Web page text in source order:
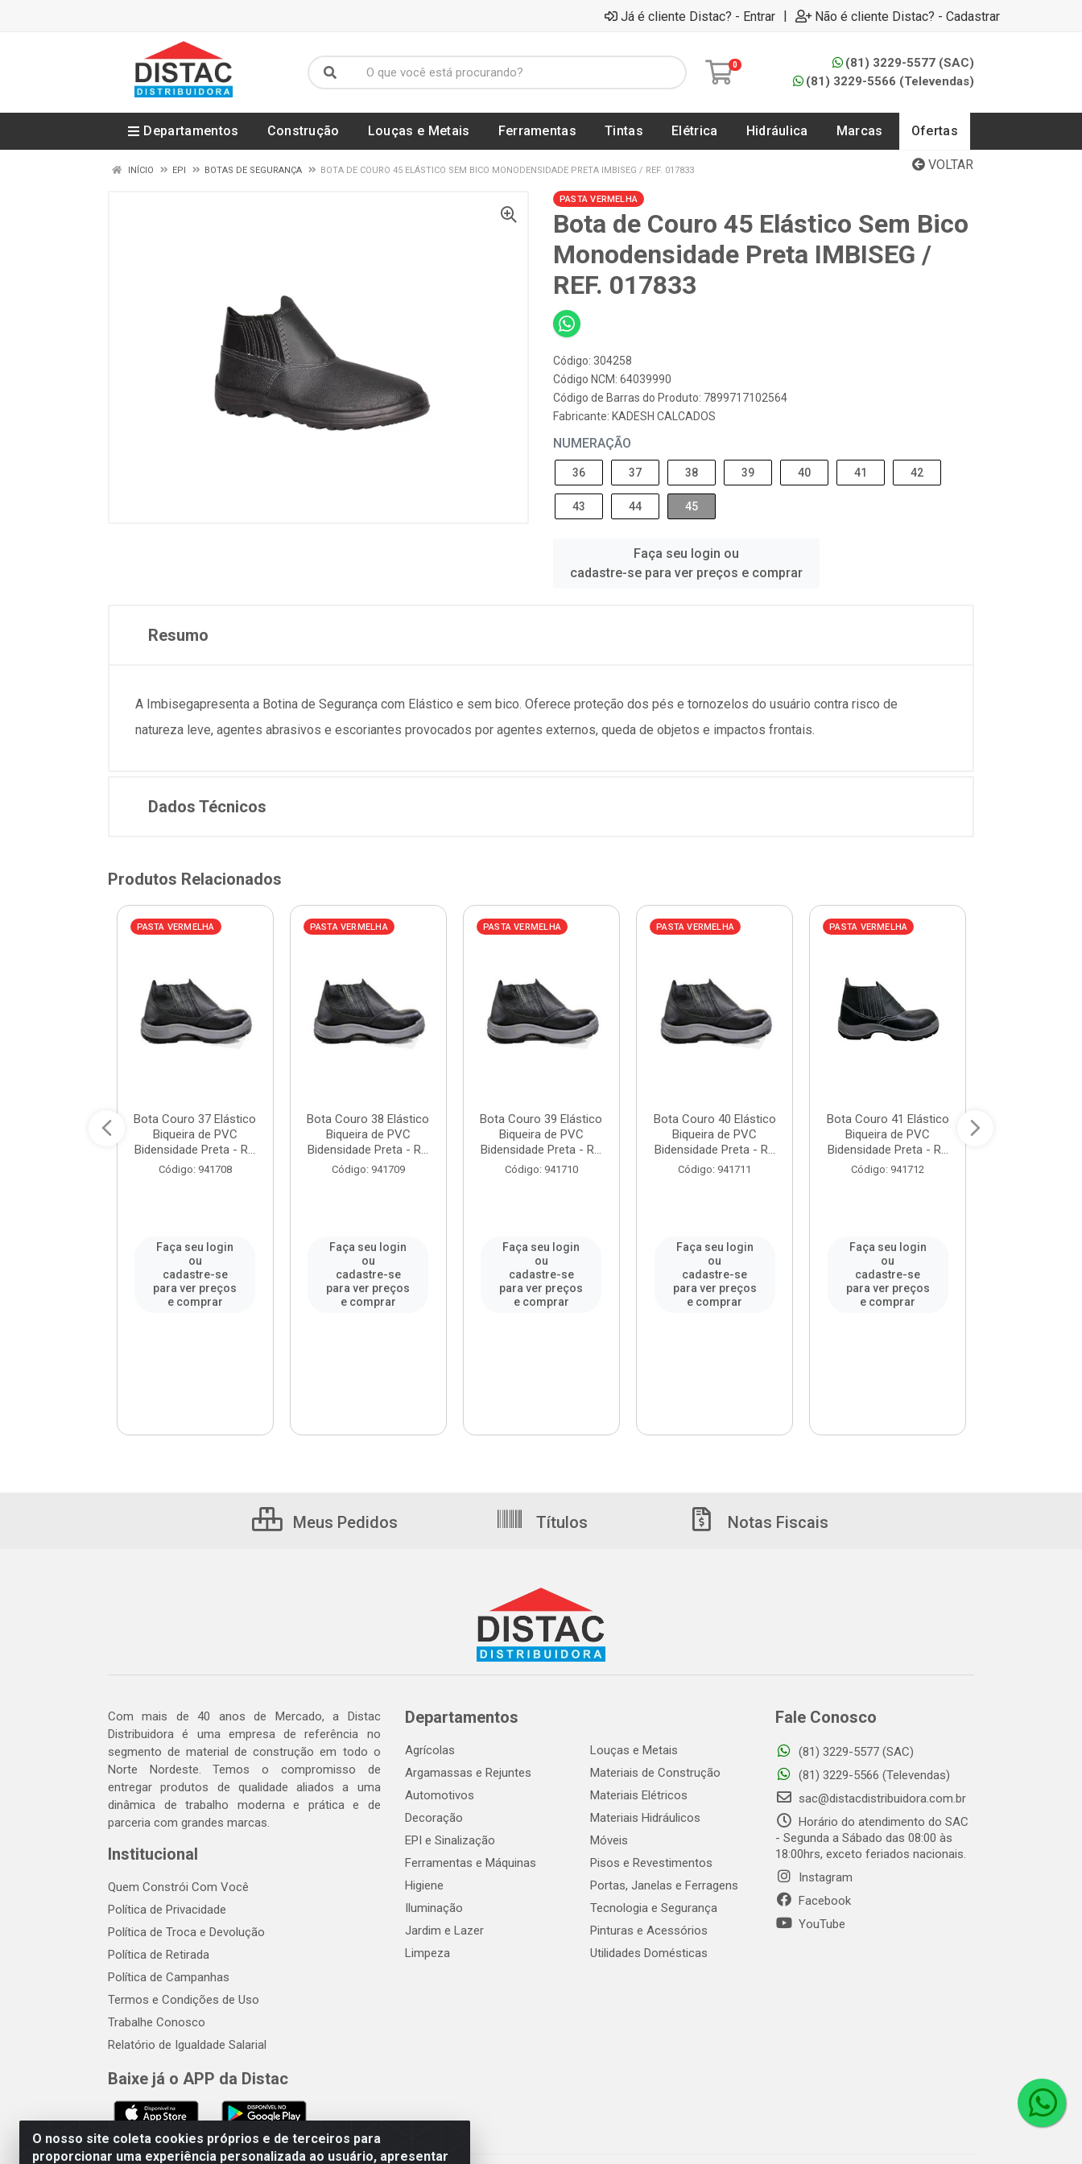
Já é cliente Distac? - Entrar | Não é cliente Distac? - Cadastrar
0
(81) 3229-5577 (SAC)
(81) 3229-5566 (Televendas)
Departamentos Construção Louças e Metais Ferramentas Tintas Elétrica Hidráulica Marcas Ofertas
VOLTAR
INÍCIO EPI BOTAS DE SEGURANÇA BOTA DE COURO 45 ELÁSTICO SEM BICO MONODENSIDADE PRETA IMBISEG / REF. 017833
PASTA VERMELHA
Bota de Couro 45 Elástico Sem Bico
Monodensidade Preta IMBISEG /
REF. 017833
Código: 304258
Código NCM: 64039990
Código de Barras do Produto: 7899717102564
Fabricante: KADESH CALCADOS
NUMERAÇÃO
36 37 38 39 40 41 42
43 44 45
Faça seu login ou
cadastre-se para ver preços e comprar
Resumo
A Imbisegapresenta a Botina de Segurança com Elástico e sem bico. Oferece proteção dos pés e tornozelos do usuário contra risco de
natureza leve, agentes abrasivos e escoriantes provocados por agentes externos, queda de objetos e impactos frontais.
Dados Técnicos
Produtos Relacionados
PASTA VERMELHA
Bota Couro 37 Elástico
Biqueira de PVC
Bidensidade Preta - R...
Código: 941708
Faça seu login
ou
cadastre-se
para ver preços
e comprar
PASTA VERMELHA
Bota Couro 38 Elástico
Biqueira de PVC
Bidensidade Preta - R...
Código: 941709
Faça seu login
ou
cadastre-se
para ver preços
e comprar
PASTA VERMELHA
Bota Couro 39 Elástico
Biqueira de PVC
Bidensidade Preta - R...
Código: 941710
Faça seu login
ou
cadastre-se
para ver preços
e comprar
PASTA VERMELHA
Bota Couro 40 Elástico
Biqueira de PVC
Bidensidade Preta - R...
Código: 941711
Faça seu login
ou
cadastre-se
para ver preços
e comprar
PASTA VERMELHA
Bota Couro 41 Elástico
Biqueira de PVC
Bidensidade Preta - R...
Código: 941712
Faça seu login
ou
cadastre-se
para ver preços
e comprar
O nosso site coleta cookies próprios e de terceiros para
proporcionar uma experiência personalizada ao usuário, apresentar
Meus Pedidos Títulos Notas Fiscais
Com mais de 40 anos de Mercado, a Distac
Distribuidora é uma empresa de referência no
segmento de material de construção em todo o
Norte Nordeste. Temos o compromisso de
entregar produtos de qualidade aliados a uma
dinâmica de trabalho moderna e prática e de
parceria com grandes marcas.
Institucional
Quem Constrói Com Você
Política de Privacidade
Política de Troca e Devolução
Política de Retirada
Política de Campanhas
Termos e Condições de Uso
Trabalhe Conosco
Relatório de Igualdade Salarial
Baixe já o APP da Distac
Departamentos
Agrícolas
Argamassas e Rejuntes
Automotivos
Decoração
EPI e Sinalização
Ferramentas e Máquinas
Higiene
Iluminação
Jardim e Lazer
Limpeza
Louças e Metais
Materiais de Construção
Materiais Elétricos
Materiais Hidráulicos
Móveis
Pisos e Revestimentos
Portas, Janelas e Ferragens
Tecnologia e Segurança
Pinturas e Acessórios
Utilidades Domésticas
Fale Conosco
(81) 3229-5577 (SAC)
(81) 3229-5566 (Televendas)
sac@distacdistribuidora.com.br
Horário do atendimento do SAC
- Segunda a Sábado das 08:00 às
18:00hrs, exceto feriados nacionais.
Instagram
Facebook
YouTube